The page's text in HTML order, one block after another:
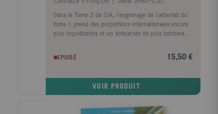
Dans le Tome 2 de CIA, l'engrenage de l'attentat du
tome 1 prend des proportions internationales encore
plus inquiétantes et un scénariste de plus tombera
identifiait deux scénarios catastrophe majeurs pour le
futur (horizon 2020). Un de ces scénarios était « Le
bouleverserait la donne mondiale actuelle? C'est peut-
de la peur » et il montre comment une banalisation
EPUISÉ 15,50 €
VOIR PRODUIT